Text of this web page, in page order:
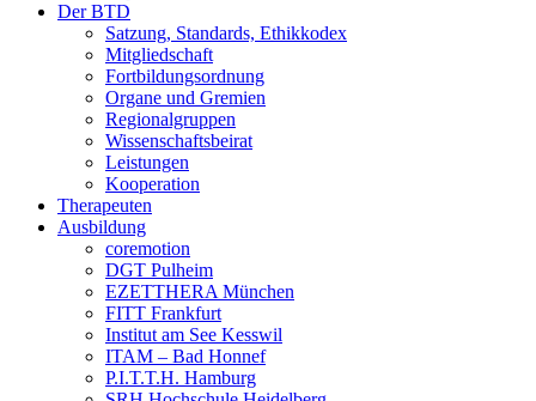
Der BTD
Satzung, Standards, Ethikkodex
Mitgliedschaft
Fortbildungsordnung
Organe und Gremien
Regionalgruppen
Wissenschaftsbeirat
Leistungen
Kooperation
Therapeuten
Ausbildung
coremotion
DGT Pulheim
EZETTHERA München
FITT Frankfurt
Institut am See Kesswil
ITAM – Bad Honnef
P.I.T.T.H. Hamburg